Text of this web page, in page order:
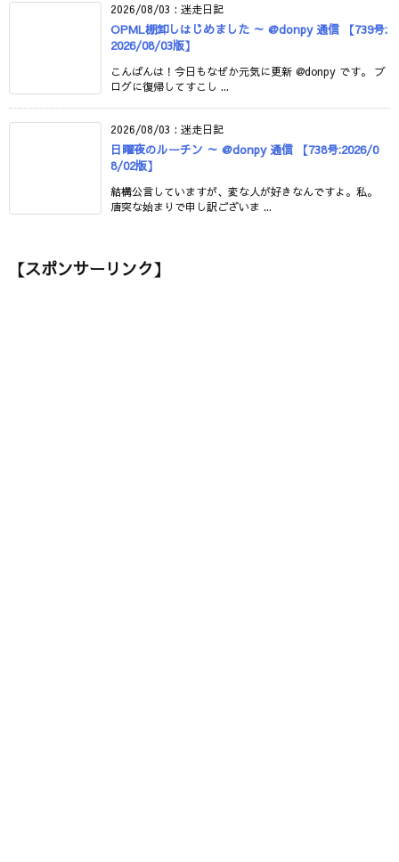
2026/08/03 : 迷走日記
OPML棚卸しはじめました ～ @donpy 通信 【739号:
2026/08/03版】
こんばんは！今日もなぜか元気に更新 @donpy です。 ブ
ログに復帰してすこし ...
2026/08/03 : 迷走日記
日曜夜のルーチン ～ @donpy 通信 【738号:2026/0
8/02版】
結構公言していますが、変な人が好きなんですよ。私。
唐突な始まりで申し訳ございま ...
【スポンサーリンク】